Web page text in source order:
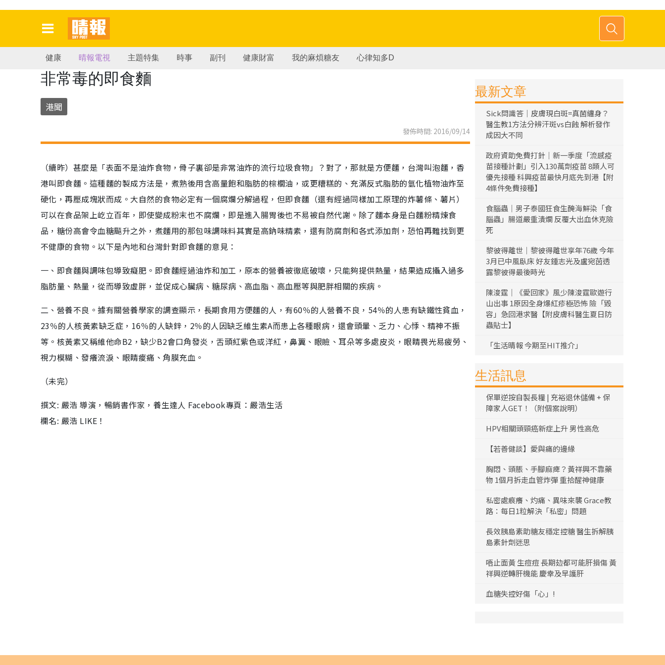
健康 晴報電視 主題特集 時事 副刊 健康財富 我的麻煩糖友 心律知多D
非常毒的即食麵
港聞
發佈時間: 2016/09/14
（續昨）甚麼是「表面不是油炸食物，骨子裏卻是非常油炸的流行垃圾食物」？對了，那就是方便麵，台灣叫泡麵，香
港叫即食麵。這種麵的製成方法是，煮熟後用含高量飽和脂肪的棕櫚油，或更糟糕的、充滿反式脂肪的氫化植物油炸至
硬化，再壓成塊狀而成。大自然的食物必定有一個腐爛分解過程，但即食麵（還有經過同樣加工原理的炸薯條、薯片）
可以在食品架上屹立百年，即使變成粉末也不腐爛，即是進入腸胃後也不易被自然代謝。除了麵本身是白麵粉精煉食
品，糖份高會令血糖飈升之外，煮麵用的那包味調味料其實是高鈉味精素，還有防腐劑和各式添加劑，恐怕再難找到更
不健康的食物。以下是內地和台灣針對即食麵的意見：
一、即食麵與調味包導致癡肥。即食麵經過油炸和加工，原本的營養被徹底破壞，只能夠提供熱量，結果造成攝入過多
脂肪量、熱量，從而導致虛胖，並促成心臟病、糖尿病、高血脂、高血壓等與肥胖相關的疾病。
二、營養不良。據有關營養學家的調查顯示，長期食用方便麵的人，有60％的人營養不良，54％的人患有缺鐵性貧血，
23％的人核黃素缺乏症，16％的人缺鋅，2％的人因缺乏維生素A而患上各種眼病，還會頭暈、乏力、心悸、精神不振
等。核黃素又稱維他命B2，缺少B2會口角發炎，舌頭紅紫色或洋紅，鼻翼、眼瞼、耳朵等多處皮炎，眼睛畏光易疲勞、
視力模糊、發癢流淚、眼睛痠痛、角膜充血。
（未完）
撰文: 嚴浩 導演，暢銷書作家，養生達人 Facebook專頁：嚴浩生活
欄名: 嚴浩 LIKE！
最新文章
Sick問識答｜皮膚現白斑=真菌纏身？
醫生教1方法分辨汗斑vs白蝕 解析發作
成因大不同
政府資助免費打針｜新一季度「流感疫
苗接種計劃」引入130萬劑疫苗 8類人可
優先接種 科興疫苗最快月底先到港【附
4條件免費接種】
食腦蟲｜男子泰國狂食生醃海鮮染「食
腦蟲」腸道嚴重潰爛 反覆大出血休克險
死
黎彼得離世｜黎彼得離世享年76歲 今年
3月已中風臥床 好友鍾志光及盧宛茵透
露黎彼得最後時光
陳浚霆｜《愛回家》風少陳浚霆歐遊行
山出事 1原因全身爆紅疹極恐怖 險「毀
容」急回港求醫【附皮膚科醫生夏日防
蟲貼士】
「生活晴報 今期至HIT推介」
生活訊息
保單逆按自製長糧 | 充裕退休儲備 + 保
障家人GET！（附個案說明）
HPV相關頭頸癌新症上升 男性高危
【若善健談】愛與痛的邊緣
胸悶、頭脹、手腳麻痺？黃祥興不靠藥
物 1個月拆走血管炸彈 重拾醒神健康
私密處痕癢、灼痛、異味來襲 Grace教
路：每日1粒解決「私密」問題
長效胰島素助糖友穩定控糖 醫生拆解胰
島素針劑迷思
唔止面黃 生痘痘 長期攰都可能肝損傷 黃
祥興逆轉肝機能 慶幸及早護肝
血糖失控好傷「心」!